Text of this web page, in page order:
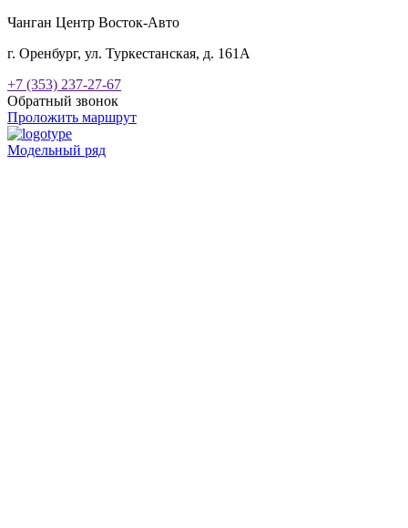
Чанган Центр Восток-Авто
г. Оренбург, ул. Туркестанская, д. 161А
+7 (353) 237-27-67
Обратный звонок
Проложить маршрут
Модельный ряд